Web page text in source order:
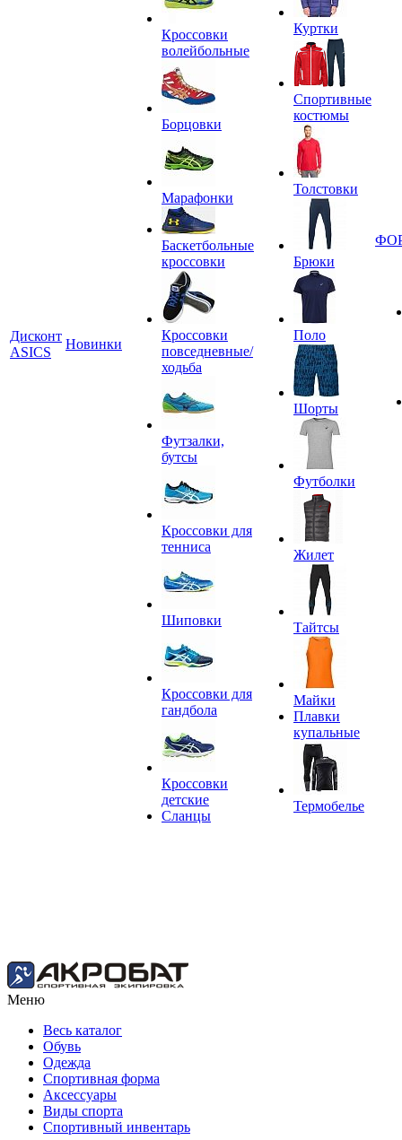
Дисконт
ASICS
Новинки
Кроссовки
волейбольные
Борцовки
Марафонки
Баскетбольные
кроссовки
Кроссовки
повседневные/
ходьба
Футзалки,
бутсы
Кроссовки для
тенниса
Шиповки
Кроссовки для
гандбола
Кроссовки
детские
Сланцы
Куртки
Спортивные
костюмы
Толстовки
Брюки
Поло
Шорты
Футболки
Жилет
Тайтсы
Майки
Плавки
купальные
Термобелье
Меню
Весь каталог
Обувь
Одежда
Спортивная форма
Аксессуары
Виды спорта
Спортивный инвентарь